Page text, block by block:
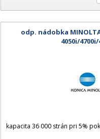
odp. nádobka
4050i/4700i/
kapacita 36 000 strán pri 5%